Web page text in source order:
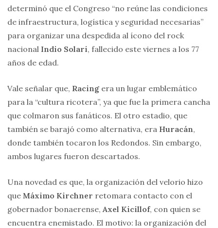
determinó que el Congreso “no reúne las condiciones
de infraestructura, logística y seguridad necesarias”
para organizar una despedida al ícono del rock
nacional Indio Solari, fallecido este viernes a los 77
años de edad.
Vale señalar que, Racing era un lugar emblemático
para la “cultura ricotera”, ya que fue la primera cancha
que colmaron sus fanáticos. El otro estadio, que
también se barajó como alternativa, era Huracán,
donde también tocaron los Redondos. Sin embargo,
ambos lugares fueron descartados.
Una novedad es que, la organización del velorio hizo
que Máximo Kirchner retomara contacto con el
gobernador bonaerense, Axel Kicillof, con quien se
encuentra enemistado. El motivo: la organización del